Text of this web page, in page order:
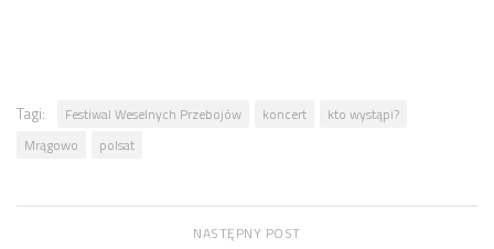
Tagi: Festiwal Weselnych Przebojów koncert
kto wystąpi?
Mrągowo
polsat
NASTĘPNY POST